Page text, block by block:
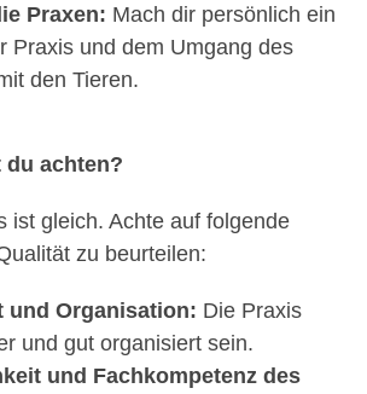
Praxen: Mach dir persönlich ein
Praxis und dem Umgang des
den Tieren.
achten?
ist gleich. Achte auf folgende
zu beurteilen:
und Organisation: Die Praxis
und gut organisiert sein.
und Fachkompetenz des